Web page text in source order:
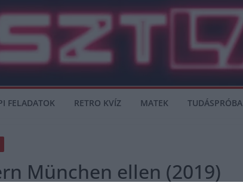
FELADATOK RETRO KVÍZ MATEK TUDÁSPRÓBA
München ellen (2019)